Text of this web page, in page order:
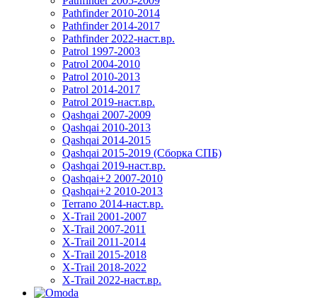
Pathfinder 2010-2014
Pathfinder 2014-2017
Pathfinder 2022-наст.вр.
Patrol 1997-2003
Patrol 2004-2010
Patrol 2010-2013
Patrol 2014-2017
Patrol 2019-наст.вр.
Qashqai 2007-2009
Qashqai 2010-2013
Qashqai 2014-2015
Qashqai 2015-2019 (Сборка СПБ)
Qashqai 2019-наст.вр.
Qashqai+2 2007-2010
Qashqai+2 2010-2013
Terrano 2014-наст.вр.
X-Trail 2001-2007
X-Trail 2007-2011
X-Trail 2011-2014
X-Trail 2015-2018
X-Trail 2018-2022
X-Trail 2022-наст.вр.